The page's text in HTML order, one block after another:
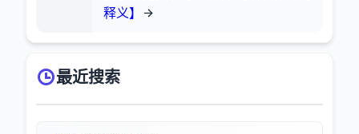
释义】
最近搜索